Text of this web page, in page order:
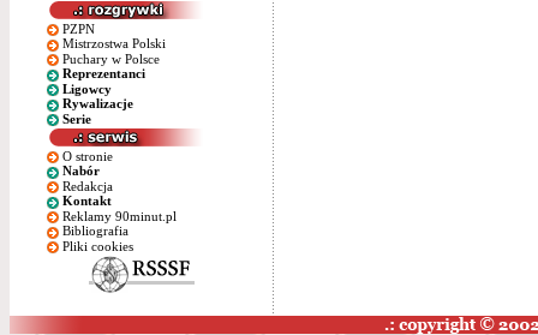
PZPN
Mistrzostwa Polski
Puchary w Polsce
Reprezentanci
Ligowcy
Rywalizacje
Serie
O stronie
Nabór
Redakcja
Kontakt
Reklamy 90minut.pl
Bibliografia
Pliki cookies